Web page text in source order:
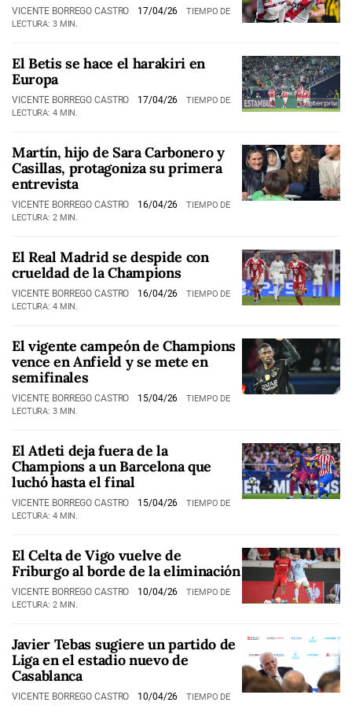
VICENTE BORREGO CASTRO 17/04/26
TIEMPO DE
LECTURA: 3 MIN.
El Betis se hace el harakiri en
Europa
VICENTE BORREGO CASTRO 17/04/26
TIEMPO DE
LECTURA: 4 MIN.
Martín, hijo de Sara Carbonero y
Casillas, protagoniza su primera
entrevista
VICENTE BORREGO CASTRO 16/04/26
TIEMPO DE
LECTURA: 2 MIN.
El Real Madrid se despide con
crueldad de la Champions
VICENTE BORREGO CASTRO 16/04/26
TIEMPO DE
LECTURA: 4 MIN.
El vigente campeón de Champions
vence en Anfield y se mete en
semifinales
VICENTE BORREGO CASTRO 15/04/26
TIEMPO DE
LECTURA: 3 MIN.
El Atleti deja fuera de la
Champions a un Barcelona que
luchó hasta el final
VICENTE BORREGO CASTRO 15/04/26
TIEMPO DE
LECTURA: 4 MIN.
El Celta de Vigo vuelve de
Friburgo al borde de la eliminación
VICENTE BORREGO CASTRO 10/04/26
TIEMPO DE
LECTURA: 2 MIN.
Javier Tebas sugiere un partido de
Liga en el estadio nuevo de
Casablanca
VICENTE BORREGO CASTRO 10/04/26
TIEMPO DE